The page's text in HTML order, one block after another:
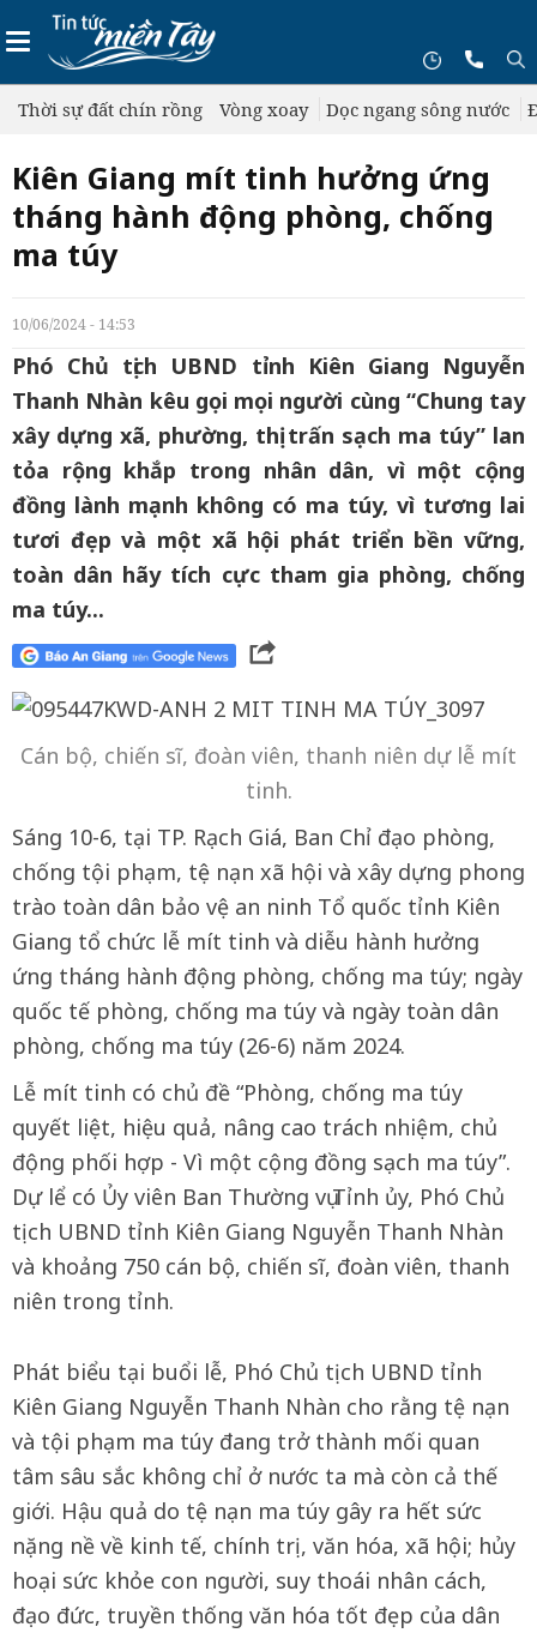
Thời sự đất chín rồng Vòng xoay Dọc ngang sông nước
Kiên Giang mít tinh hưởng ứng
tháng hành động phòng, chống
ma túy
10/06/2024 - 14:53
Phó Chủ tịch UBND tỉnh Kiên Giang Nguyễn
Thanh Nhàn kêu gọi mọi người cùng “Chung tay
xây dựng xã, phường, thị trấn sạch ma túy” lan
tỏa rộng khắp trong nhân dân, vì một cộng
đồng lành mạnh không có ma túy, vì tương lai
tươi đẹp và một xã hội phát triển bền vững,
toàn dân hãy tích cực tham gia phòng, chống
ma túy...
Cán bộ, chiến sĩ, đoàn viên, thanh niên dự lễ mít
tinh.
Sáng 10-6, tại TP. Rạch Giá, Ban Chỉ đạo phòng,
chống tội phạm, tệ nạn xã hội và xây dựng phong
trào toàn dân bảo vệ an ninh Tổ quốc tỉnh Kiên
Giang tổ chức lễ mít tinh và diễu hành hưởng
ứng tháng hành động phòng, chống ma túy; ngày
quốc tế phòng, chống ma túy và ngày toàn dân
phòng, chống ma túy (26-6) năm 2024.
Lễ mít tinh có chủ đề “Phòng, chống ma túy
quyết liệt, hiệu quả, nâng cao trách nhiệm, chủ
động phối hợp - Vì một cộng đồng sạch ma túy”.
Dự lể có Ủy viên Ban Thường vụ Tỉnh ủy, Phó Chủ
tịch UBND tỉnh Kiên Giang Nguyễn Thanh Nhàn
và khoảng 750 cán bộ, chiến sĩ, đoàn viên, thanh
niên trong tỉnh.
Phát biểu tại buổi lễ, Phó Chủ tịch UBND tỉnh
Kiên Giang Nguyễn Thanh Nhàn cho rằng tệ nạn
và tội phạm ma túy đang trở thành mối quan
tâm sâu sắc không chỉ ở nước ta mà còn cả thế
giới. Hậu quả do tệ nạn ma túy gây ra hết sức
nặng nề về kinh tế, chính trị, văn hóa, xã hội; hủy
hoại sức khỏe con người, suy thoái nhân cách,
đạo đức, truyền thống văn hóa tốt đẹp của dân